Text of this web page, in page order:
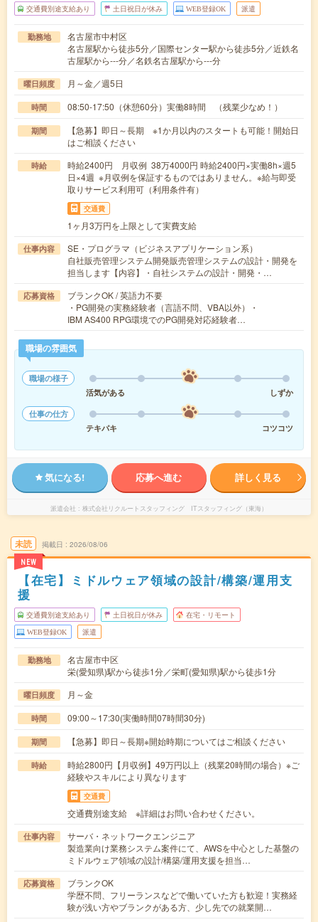
交通費別途支給あり 土日祝日が休み WEB登録OK 派遣
勤務地
名古屋市中村区
名古屋駅から徒歩5分／国際センター駅から徒歩5分／近鉄名
古屋駅から---分／名鉄名古屋駅から---分
曜日頻度 月～金／週5日
時間 08:50-17:50（休憩60分）実働8時間 （残業少なめ！）
期間
【急募】即日～長期 ※1か月以内のスタートも可能！開始日
はご相談ください
時給
時給2400円 月収例 38万4000円 時給2400円×実働8h×週5
日×4週 ※月収例を保証するものではありません。※給与即受
取りサービス利用可（利用条件有）
交通費
1ヶ月3万円を上限として実費支給
仕事内容
SE・プログラマ（ビジネスアプリケーション系）
自社販売管理システム開発販売管理システムの設計・開発を
担当します【内容】・自社システムの設計・開発・…
応募資格
ブランクOK / 英語力不要
・PG開発の実務経験者（言語不問、VBA以外）・
IBM AS400 RPG環境でのPG開発対応経験者…
職場の雰囲気
職場の様子
活気がある
しずか
仕事の仕方
テキパキ
コツコツ
気になる! 応募へ進む 詳しく見る
派遣会社 株式会社リクルートスタッフィング ITスタッフィング（東海）
未読
NEW
掲載日 2026/08/06
【在宅】ミドルウェア領域の設計/構築/運用支
援
交通費別途支給あり 土日祝日が休み 在宅・リモート
WEB登録OK 派遣
勤務地
名古屋市中区
栄(愛知県)駅から徒歩1分／栄町(愛知県)駅から徒歩1分
曜日頻度 月～金
時間 09:00～17:30(実働時間07時間30分)
期間 【急募】即日～長期※開始時期についてはご相談ください
時給
時給2800円【月収例】49万円以上（残業20時間の場合）※ご
経験やスキルにより異なります
交通費
交通費別途支給 ※詳細はお問い合わせください。
仕事内容
サーバ・ネットワークエンジニア
製造業向け業務システム案件にて、AWSを中心とした基盤の
ミドルウェア領域の設計/構築/運用支援を担当…
応募資格
ブランクOK
学歴不問、フリーランスなどで働いていた方も歓迎！実務経
験が浅い方やブランクがある方、少し先での就業開…